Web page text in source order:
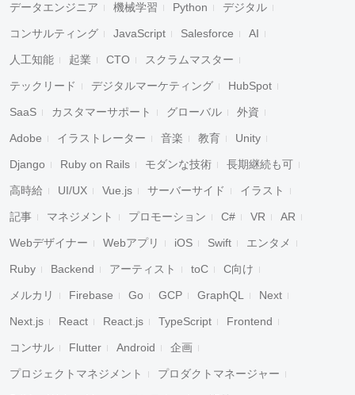
データエンジニア 機械学習 Python デジタル
コンサルティング JavaScript Salesforce AI
人工知能 起業 CTO スクラムマスター
テックリード デジタルマーケティング HubSpot
SaaS カスタマーサポート グローバル 外資
Adobe イラストレーター 音楽 教育 Unity
Django Ruby on Rails モダンな技術 長期継続も可
高時給 UI/UX Vue.js サーバーサイド イラスト
記事 マネジメント プロモーション C# VR AR
Webデザイナー Webアプリ iOS Swift エンタメ
Ruby Backend アーティスト toC C向け
メルカリ Firebase Go GCP GraphQL Next
Next.js React React.js TypeScript Frontend
コンサル Flutter Android 企画
プロジェクトマネジメント プロダクトマネージャー